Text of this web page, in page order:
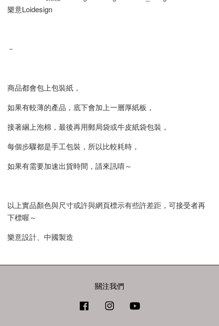
樂意Loidesign
－
商品都會包上包裝紙，
如果有較薄的產品，底下會加上一層厚紙板，
接著綑上泡棉，最後再用郵局袋或牛皮紙袋包裝，
每個步驟都是手工包裝，所以比較耗時，
如果有需要加速出貨時間，請來訊唷～
以上實品顏色與尺寸或許與網頁標示有些許差距，可接受者再
下標喔～
樂意設計、中國製造
關注我們
Facebook Instagram